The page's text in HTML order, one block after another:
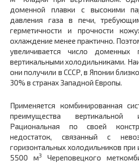
доменной плавки с высокими
давления газа в печи,
герметичности и прочности
охлаждение менее практично.
увеличивается число
вертикальными холодильниками.
они получили в СССР, в Японии
30% в странах Западной Европы.
Применяется комбинированная
преимущества вертикальной
Рациональная по своей
недостаток, связанный с
горизонтальных холодильников
5500 м3
Череповецкого